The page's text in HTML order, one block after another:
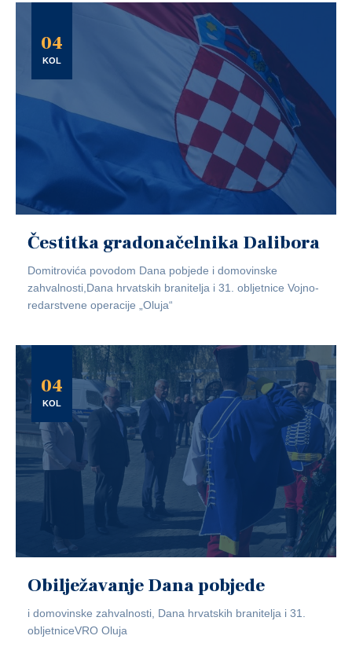
04
KOL
Čestitka gradonačelnika Dalibora
Domitrovića povodom Dana pobjede i domovinske
zahvalnosti,Dana hrvatskih branitelja i 31. obljetnice Vojno-
redarstvene operacije „Oluja“
04
KOL
Obilježavanje Dana pobjede
i domovinske zahvalnosti, Dana hrvatskih branitelja i 31.
obljetniceVRO Oluja